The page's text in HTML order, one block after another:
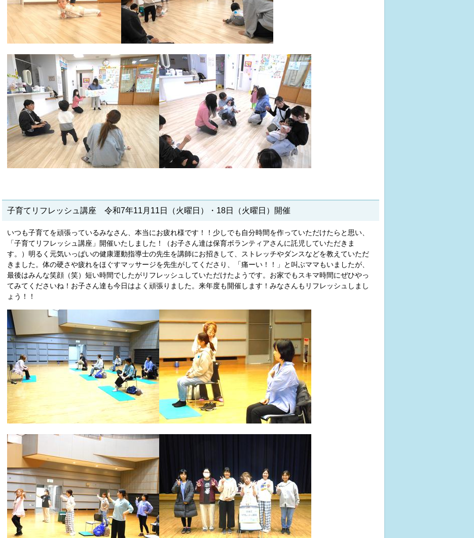
子育てリフレッシュ講座 令和7年11月11日（火曜日）・18日（火曜日）開催
いつも子育てを頑張っているみなさん、本当にお疲れ様です！！少しでも自分時間を作っていただけたらと思い、
「子育てリフレッシュ講座」開催いたしました！（お子さん達は保育ボランティアさんに託児していただきま
す。）明るく元気いっぱいの健康運動指導士の先生を講師にお招きして、ストレッチやダンスなどを教えていただ
きました。体の硬さや疲れをほぐすマッサージを先生がしてくださり、「痛ーい！！」と叫ぶママもいましたが、
最後はみんな笑顔（笑）短い時間でしたがリフレッシュしていただけたようです。お家でもスキマ時間にぜひやっ
てみてくださいね！お子さん達も今日はよく頑張りました。来年度も開催します！みなさんもリフレッシュしまし
ょう！！